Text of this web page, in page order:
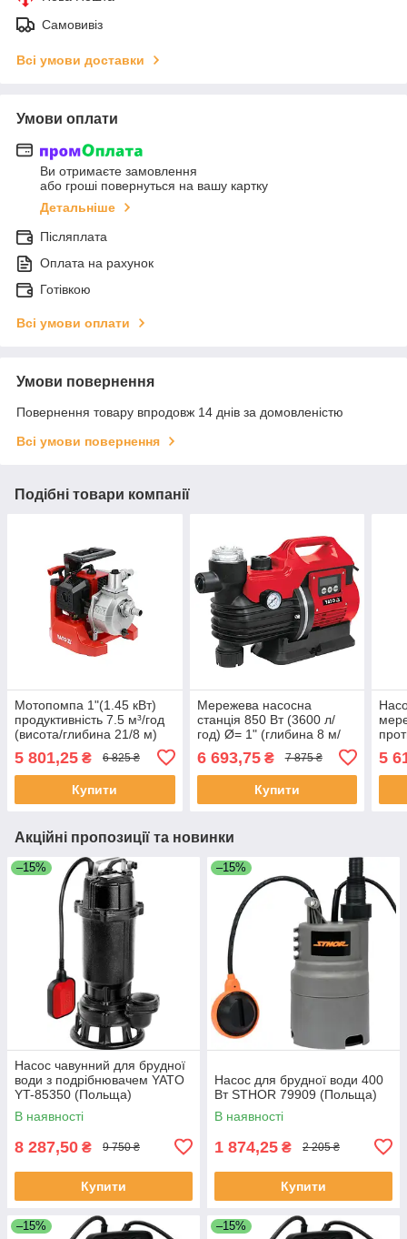
Самовивіз
Всі умови доставки
Умови оплати
Ви отримаєте замовлення
або гроші повернуться на вашу картку
Детальніше
Післяплата
Оплата на рахунок
Готівкою
Всі умови оплати
Умови повернення
Повернення товару впродовж 14 днів за домовленістю
Всі умови повернення
Подібні товари компанії
Мотопомпа 1"(1.45 кВт)
продуктивність 7.5 м³/год
(висота/глибина 21/8 м)
5 801,25 ₴ 6 825 ₴
Купити
Мережева насосна
станція 850 Вт (3600 л/
год) Ø= 1" (глибина 8 м/
дисплем Yato YT-85371
6 693,75₴ 7 875 ₴
Купити
7м
5
Акційні пропозиції та новинки
–15%
Насос чавунний для брудної
води з подрібнювачем YATO
YT-85350 (Польща)
В наявності
8 287,50 ₴ 9 750 ₴
Купити
–15%
Насос для брудної води 400
Вт STHOR 79909 (Польща)
В наявності
1 874,25 ₴ 2 205 ₴
Купити
–15% –15%